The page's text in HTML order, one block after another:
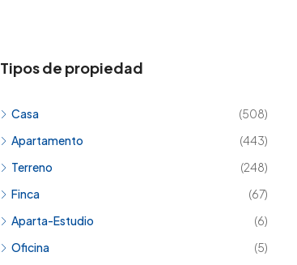
Tipos de propiedad
Casa
(508)
Apartamento
(443)
Terreno
(248)
Finca
(67)
Aparta-Estudio
(6)
Oficina
(5)